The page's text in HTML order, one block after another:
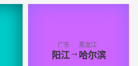
广东
阳江→
黑龙江
哈尔滨